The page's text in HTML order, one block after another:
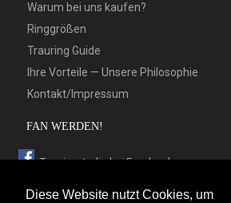
Diese Website nutzt Cookies, um
Warum bei uns kaufen?
Ringgrößen
Trauring Guide
Ihre Vorteile — Unsere Philosophie
Kontakt/Impressum
FAN WERDEN!
Trauringstudio bei Facebook